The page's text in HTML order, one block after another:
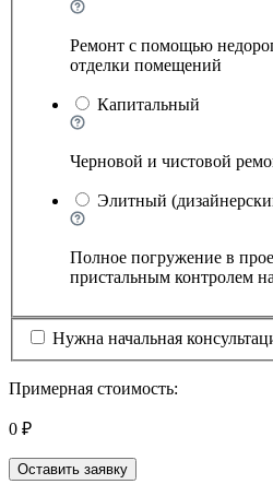
Ремонт с помощью
отделки помещений
Капитальный
Черновой и чистовой
Элитный
Полное погружение в
пристальным контролем
Нужна начальная
Примерная стоимость:
0 ₽
Оставить заявку